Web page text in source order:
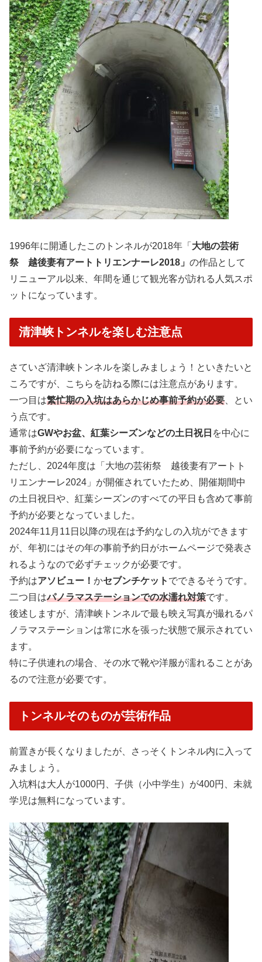
1996年に開通したこのトンネルが2018年「 大地の芸術
祭 越後妻有アートトリエンナーレ2018」 の作品として
リニューアル以来、年間を通じて観光客が訪れる人気スポ
ットになっています。
清津峡トンネルを楽しむ注意点
さていざ清津峡トンネルを楽しみましょう！といきたいと
ころですが、こちらを訪ねる際には注意点があります。
一つ目は繁忙期の入坑はあらかじめ事前予約が必要 、とい
う点です。
通常はGWやお盆、紅葉シーズンなどの土日祝日 を中心に
事前予約が必要になっています。
ただし、2024年度は「大地の芸術祭 越後妻有アートト
リエンナーレ2024」が開催されていたため、開催期間中
の土日祝日や、紅葉シーズンのすべての平日も含めて事前
予約が必要となっていました。
2024年11月11日以降の現在は予約なしの入坑ができます
が、年初にはその年の事前予約日がホームページで発表さ
れるようなので必ずチェックが必要です。
予約はアソビュー！ かセブンチケット でできるそうです。
二つ目はパノラマステーションでの水濡れ対策です。
後述しますが、清津峡トンネルで最も映え写真が撮れるパ
ノラマステーションは常に水を張った状態で展示されてい
ます。
特に子供連れの場合、その水で靴や洋服が濡れることがあ
るので注意が必要です。
トンネルそのものが芸術作品
前置きが長くなりましたが、さっそくトンネル内に入って
みましょう。
入坑料は大人が1000円、子供（小中学生）が400円、未就
学児は無料になっています。